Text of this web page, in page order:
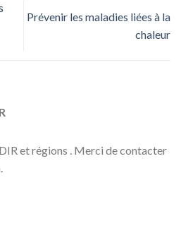
Prévenir les maladies liées à la
chaleur
et régions . Merci de contacter